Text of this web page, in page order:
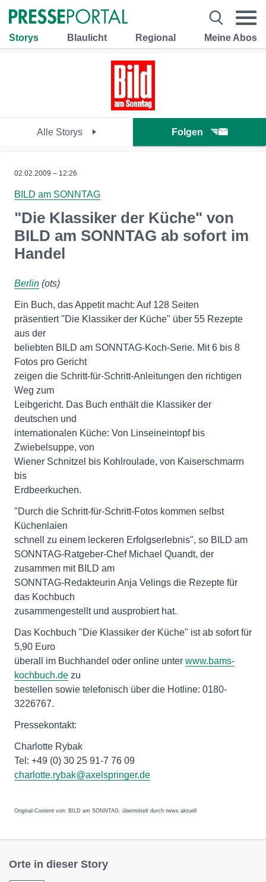
Storys Blaulicht Regional Meine Abos
Alle Storys Folgen
02.02.2009 – 12:26
BILD am SONNTAG
"Die Klassiker der Küche" von
BILD am SONNTAG ab sofort im
Handel
Berlin (ots)
Ein Buch, das Appetit macht: Auf 128 Seiten
präsentiert "Die Klassiker der Küche" über 55 Rezepte
aus der
beliebten BILD am SONNTAG-Koch-Serie. Mit 6 bis 8
Fotos pro Gericht
zeigen die Schritt-für-Schritt-Anleitungen den richtigen
Weg zum
Leibgericht. Das Buch enthält die Klassiker der
deutschen und
internationalen Küche: Von Linseineintopf bis
Zwiebelsuppe, von
Wiener Schnitzel bis Kohlroulade, von Kaiserschmarrn
bis
Erdbeerkuchen.
"Durch die Schritt-für-Schritt-Fotos kommen selbst
Küchenlaien
schnell zu einem leckeren Erfolgserlebnis", so BILD am
SONNTAG-Ratgeber-Chef Michael Quandt, der
zusammen mit BILD am
SONNTAG-Redakteurin Anja Velings die Rezepte für
das Kochbuch
zusammengestellt und ausprobiert hat.
Das Kochbuch "Die Klassiker der Küche" ist ab sofort für
5,90 Euro
überall im Buchhandel oder online unter www.bams-
kochbuch.de zu
bestellen sowie telefonisch über die Hotline: 0180-
3226767.
Pressekontakt:
Charlotte Rybak
Tel: +49 (0) 30 25 91-7 76 09
charlotte.rybak@axelspringer.de
Original-Content von: BILD am SONNTAG, übermittelt durch news aktuell
Orte in dieser Story